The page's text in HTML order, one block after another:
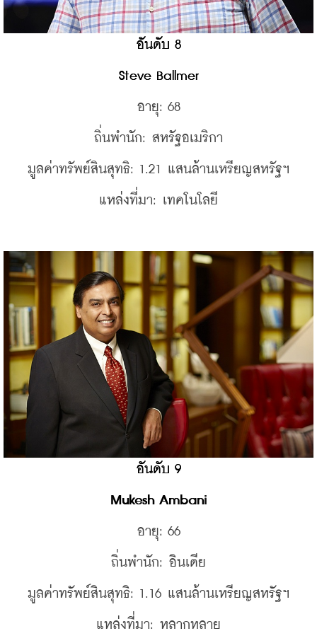
อันดับ 8
Steve Ballmer
อายุ: 68
ถิ่นพำนัก: สหรัฐอเมริกา
มูลค่าทรัพย์สินสุทธิ: 1.21 แสนล้านเหรียญสหรัฐฯ
แหล่งที่มา: เทคโนโลยี
อันดับ 9
Mukesh Ambani
อายุ: 66
ถิ่นพำนัก: อินเดีย
มูลค่าทรัพย์สินสุทธิ: 1.16 แสนล้านเหรียญสหรัฐฯ
แหล่งที่มา: หลากหลาย